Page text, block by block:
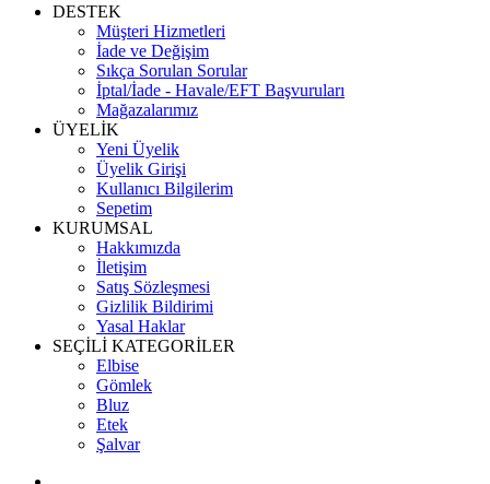
DESTEK
Müşteri Hizmetleri
İade ve Değişim
Sıkça Sorulan Sorular
İptal/İade - Havale/EFT Başvuruları
Mağazalarımız
ÜYELİK
Yeni Üyelik
Üyelik Girişi
Kullanıcı Bilgilerim
Sepetim
KURUMSAL
Hakkımızda
İletişim
Satış Sözleşmesi
Gizlilik Bildirimi
Yasal Haklar
SEÇİLİ KATEGORİLER
Elbise
Gömlek
Bluz
Etek
Şalvar